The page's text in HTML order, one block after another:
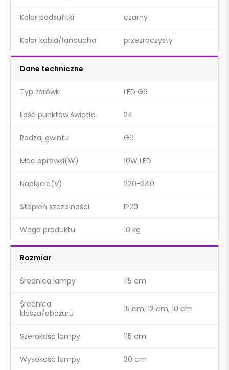
Kolor podsufitki czarny
Kolor kabla/łańcucha przezroczysty
Dane techniczne
Typ żarówki LED G9
Ilość punktów światła 24
Rodzaj gwintu G9
Moc oprawki(W) 10W LED
Napięcie(V) 220-240
Stopień szczelności IP20
Waga produktu 10 kg
Rozmiar
Średnica lampy 115 cm
Średnica
klosza/abażuru
15 cm, 12 cm, 10 cm
Szerokość lampy 115 cm
Wysokość lampy 30 cm